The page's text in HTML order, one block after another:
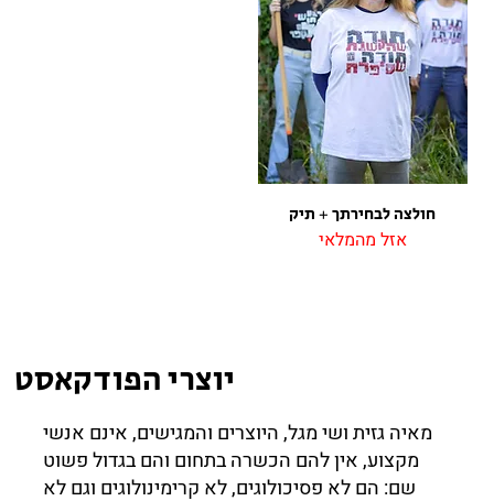
חולצה לבחירתך + תיק
אזל מהמלאי
מאיה גזית ושי מגל, היוצרים והמגישים, אינם אנשי
מקצוע, אין להם הכשרה בתחום והם בגדול פשוט
שם: הם לא פסיכולוגים, לא קרימינולוגים וגם לא
יוצרי הפודקאסט